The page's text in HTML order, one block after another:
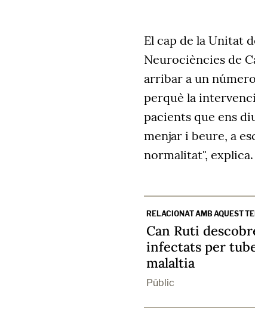
El cap de la Unitat
Neurociències de
arribar a un
perquè la
pacients que ens
menjar i beure, a
normalitat", explica.
RELACIONAT AMB AQUEST
Can Ruti
infectats per
malaltia
Públic